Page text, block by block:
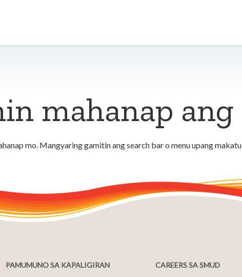
mahanap ang
mo. Mangyaring gamitin ang search bar o menu upang
PAMUMUNO SA KAPALIGIRAN
CAREERS SA SMUD